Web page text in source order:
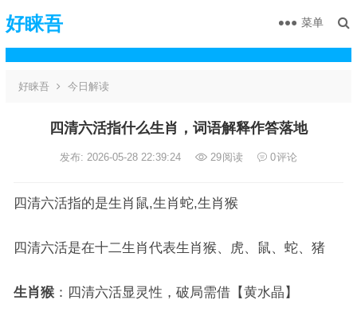
好睐吾 菜单
好睐吾 今日解读
四清六活指什么生肖，词语解释作答落地
发布: 2026-05-28 22:39:24 29阅读 0评论
四清六活指的是生肖鼠,生肖蛇,生肖猴
四清六活是在十二生肖代表生肖猴、虎、鼠、蛇、猪
生肖猴：四清六活显灵性，破局需借【黄水晶】